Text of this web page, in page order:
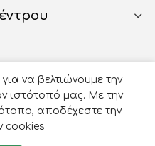
να βελτιώνουμε την
ιστότοπό μας. Με την
αποδέχεστε την
cookies